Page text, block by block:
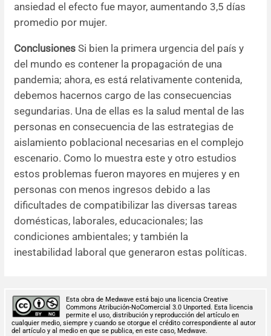
ansiedad el efecto fue mayor, aumentando 3,5 días
promedio por mujer.
Conclusiones Si bien la primera urgencia del país y
del mundo es contener la propagación de una
pandemia; ahora, es está relativamente contenida,
debemos hacernos cargo de las consecuencias
segundarias. Una de ellas es la salud mental de las
personas en consecuencia de las estrategias de
aislamiento poblacional necesarias en el complejo
escenario. Como lo muestra este y otro estudios
estos problemas fueron mayores en mujeres y en
personas con menos ingresos debido a las
dificultades de compatibilizar las diversas tareas
domésticas, laborales, educacionales; las
condiciones ambientales; y también la
inestabilidad laboral que generaron estas políticas.
Esta obra de Medwave está bajo una licencia Creative
Commons Atribución-NoComercial 3.0 Unported. Esta licencia
permite el uso, distribución y reproducción del artículo en
cualquier medio, siempre y cuando se otorgue el crédito correspondiente al autor
del artículo y al medio en que se publica, en este caso, Medwave.